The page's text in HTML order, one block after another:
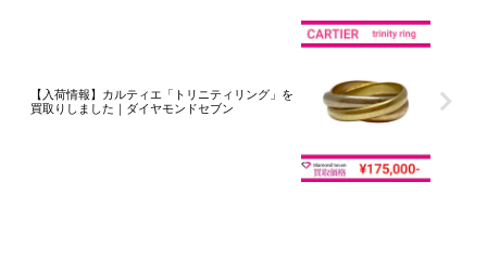
【入荷情報】カルティエ「トリニティリング」を
買取りしました｜ダイヤモンドセブン